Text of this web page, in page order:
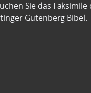
Sie das Faksimile
Gutenberg Bibel.